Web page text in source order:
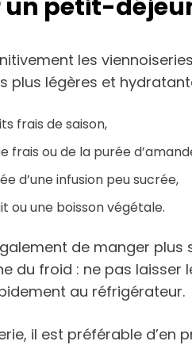
petit-
les
plus légères et
frais de saison,
ou de la purée
d’une infusion peu sucrée,
ou une boisson végétale.
de manger
du froid : ne pas
au réfrigérateur.
il est préférable